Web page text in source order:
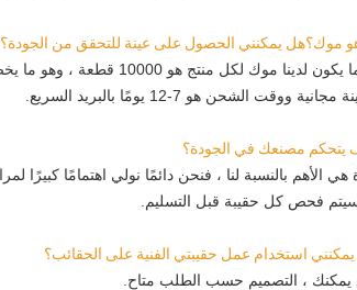
موك لكل منتج هو 10000 قطعة ، وهو ما يخضع لتأكيدنا النهائي
ووقت الشحن هو 7-12 يومًا بالبريد السريع.
يتحكم مصنعك في الجودة؟
الأهم بالنسبة لنا ، فنحن دائمًا نولي اهتمامًا كبيرًا
سيتم فحص كل حقيبة قبل التسليم.
استخدام عمل حقيبتي الفنية على الحقائب؟
يمكنك ، التصميم حسب الطلب متاح.